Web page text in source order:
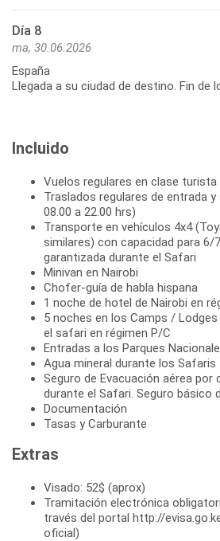
Día 8
ma, 30.06.2026
España
Llegada a su ciudad de destino. Fin de
Incluido
Vuelos regulares en clase turista
Traslados regulares de entrada y
08.00 a 22.00 hrs)
Transporte en vehículos 4x4
similares) con capacidad para 6/
garantizada durante el Safari
Minivan en Nairobi
Chofer-guía de habla hispana
1 noche de hotel de Nairobi en
5 noches en los Camps /
el safari en régimen P/C
Entradas a los Parques
Agua mineral durante los Safaris
Seguro de Evacuación aérea por
durante el Safari. Seguro básico
Documentación
Tasas y Carburante
Extras
Visado: 52$ (aprox)
Tramitación electrónica
través del portal http://
oficial)